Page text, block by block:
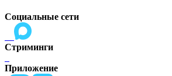
Социальные сети
Стриминги
Приложение